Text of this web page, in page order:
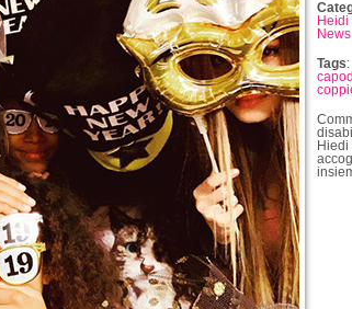
Heidi
News
Tags:
Hiedi